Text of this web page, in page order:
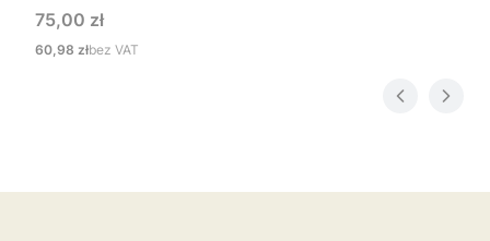
Cena
75,00 zł
Cena
60,98 złbez VAT